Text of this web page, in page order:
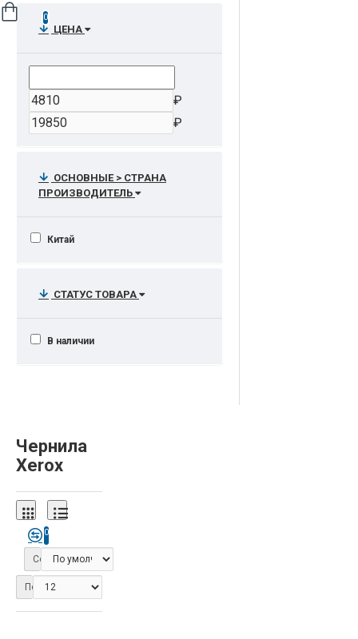
0
ЦЕНА
₽
₽
ОСНОВНЫЕ > СТРАНА
ПРОИЗВОДИТЕЛЬ
Китай
СТАТУС ТОВАРА
В наличии
Чернила
Xerox
0
Сортировка:
Показать: